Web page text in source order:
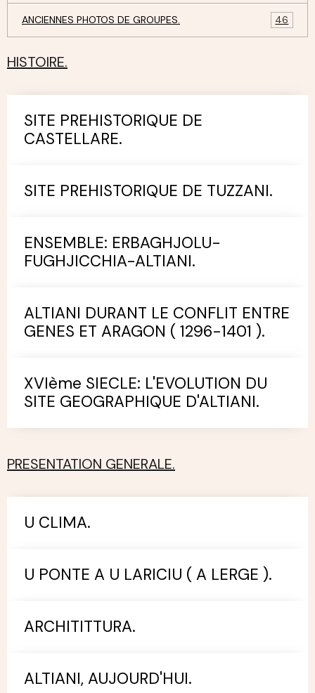
ANCIENNES PHOTOS DE GROUPES. 46
HISTOIRE.
SITE PREHISTORIQUE DE
CASTELLARE.
SITE PREHISTORIQUE DE TUZZANI.
ENSEMBLE: ERBAGHJOLU-
FUGHJICCHIA-ALTIANI.
ALTIANI DURANT LE CONFLIT ENTRE
GENES ET ARAGON ( 1296-1401 ).
XVIème SIECLE: L'EVOLUTION DU
SITE GEOGRAPHIQUE D'ALTIANI.
PRESENTATION GENERALE.
U CLIMA.
U PONTE A U LARICIU ( A LERGE ).
ARCHITITTURA.
ALTIANI, AUJOURD'HUI.